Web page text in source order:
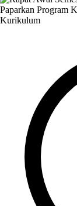
Kurikulum